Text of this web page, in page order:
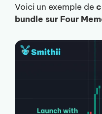
Voici un exemple de
bundle sur Four